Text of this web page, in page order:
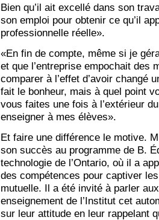
Bien qu’il ait excellé dans son
son emploi pour obtenir ce qu’il
professionnelle réelle».
«En fin de compte, même si je
et que l’entreprise empochait des
comparer à l’effet d’avoir changé
fait le bonheur, mais à quel point
vous faites une fois à l’extérieur
enseigner à mes élèves».
Et faire une différence le motive.
son succès au programme de B.
technologie de l’Ontario, où il a
des compétences pour captiver
mutuelle. Il a été invité à parler
enseignement de l’Institut cet
sur leur attitude en leur rappelant